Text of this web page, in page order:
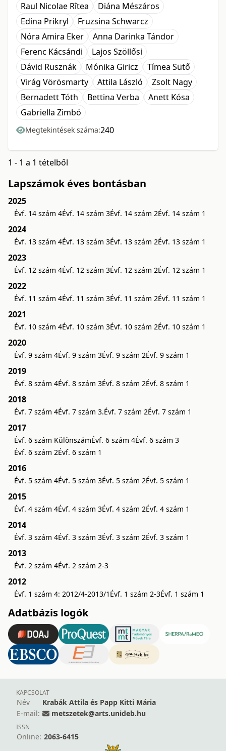
Raul Nicolae Rîtea
Diána Mészáros
Edina Prikryl
Fruzsina Schwarcz
Nóra Amira Eker
Anna Darinka Tándor
Ferenc Kácsándi
Lajos Szöllősi
Dávid Rusznák
Mónika Giricz
Tímea Sütő
Virág Vörösmarty
Attila László
Zsolt Nagy
Bernadett Tóth
Bettina Verba
Anett Kósa
Gabriella Zimbó
Megtekintések száma:240
1 - 1 a 1 tételből
Lapszámok éves bontásban
2025
Évf. 14 szám 4Évf. 14 szám 3Évf. 14 szám 2Évf. 14 szám 1
2024
Évf. 13 szám 4Évf. 13 szám 3Évf. 13 szám 2Évf. 13 szám 1
2023
Évf. 12 szám 4Évf. 12 szám 3Évf. 12 szám 2Évf. 12 szám 1
2022
Évf. 11 szám 4Évf. 11 szám 3Évf. 11 szám 2Évf. 11 szám 1
2021
Évf. 10 szám 4Évf. 10 szám 3Évf. 10 szám 2Évf. 10 szám 1
2020
Évf. 9 szám 4Évf. 9 szám 3Évf. 9 szám 2Évf. 9 szám 1
2019
Évf. 8 szám 4Évf. 8 szám 3Évf. 8 szám 2Évf. 8 szám 1
2018
Évf. 7 szám 4Évf. 7 szám 3.Évf. 7 szám 2Évf. 7 szám 1
2017
Évf. 6 szám KülönszámÉvf. 6 szám 4Évf. 6 szám 3
Évf. 6 szám 2Évf. 6 szám 1
2016
Évf. 5 szám 4Évf. 5 szám 3Évf. 5 szám 2Évf. 5 szám 1
2015
Évf. 4 szám 4Évf. 4 szám 3Évf. 4 szám 2Évf. 4 szám 1
2014
Évf. 3 szám 4Évf. 3 szám 3Évf. 3 szám 2Évf. 3 szám 1
2013
Évf. 2 szám 4Évf. 2 szám 2-3
2012
Évf. 1 szám 4: 2012/4-2013/1 Évf. 1 szám 2-3Évf. 1 szám 1
Adatbázis logók
KAPCSOLAT
Név
Krabák Attila és Papp Kitti Mária
E-mail:
metszetek@arts.unideb.hu
ISSN
Online: 2063-6415